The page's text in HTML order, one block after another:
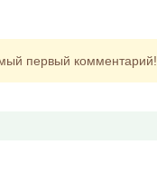
первый комментарий!